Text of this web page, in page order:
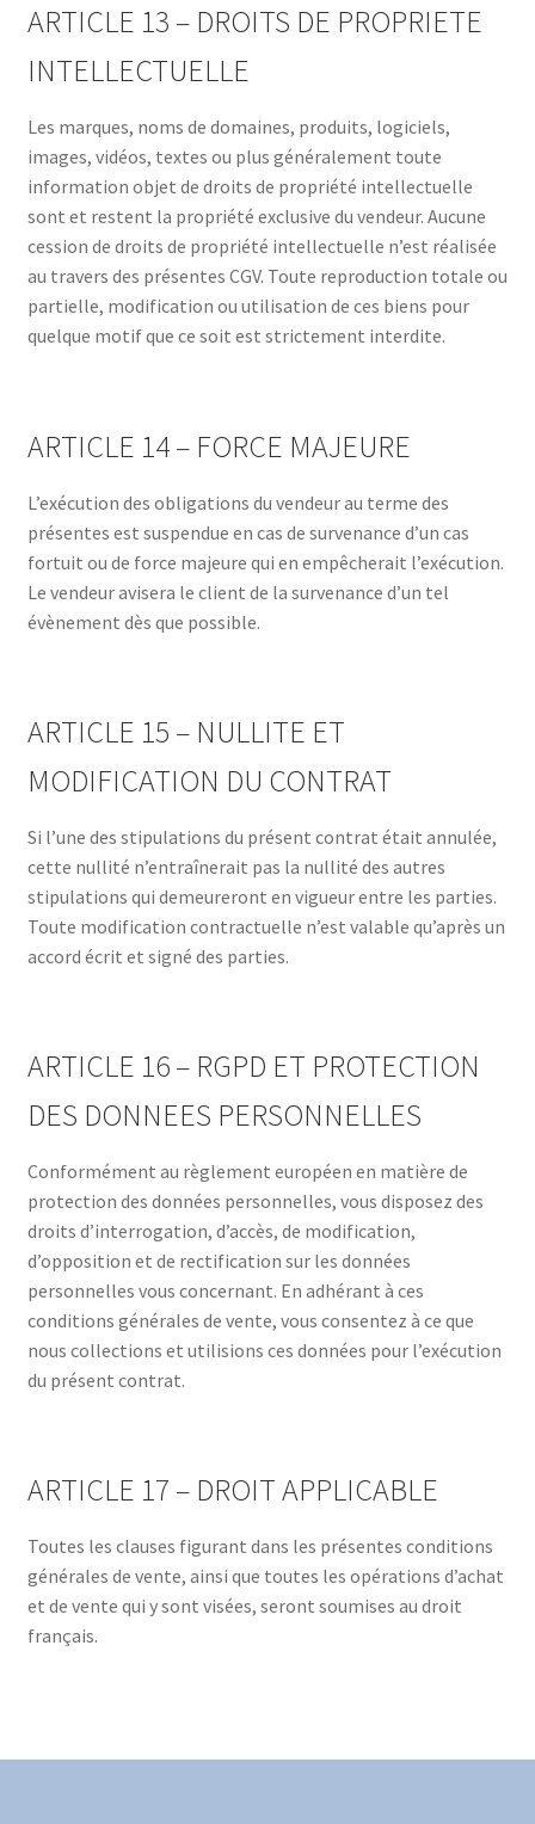
ARTICLE 13 – DROITS DE PROPRIETE
INTELLECTUELLE
Les marques, noms de domaines, produits, logiciels,
images, vidéos, textes ou plus généralement toute
information objet de droits de propriété intellectuelle
sont et restent la propriété exclusive du vendeur. Aucune
cession de droits de propriété intellectuelle n’est réalisée
au travers des présentes CGV. Toute reproduction totale ou
partielle, modification ou utilisation de ces biens pour
quelque motif que ce soit est strictement interdite.
ARTICLE 14 – FORCE MAJEURE
L’exécution des obligations du vendeur au terme des
présentes est suspendue en cas de survenance d’un cas
fortuit ou de force majeure qui en empêcherait l’exécution.
Le vendeur avisera le client de la survenance d’un tel
évènement dès que possible.
ARTICLE 15 – NULLITE ET
MODIFICATION DU CONTRAT
Si l’une des stipulations du présent contrat était annulée,
cette nullité n’entraînerait pas la nullité des autres
stipulations qui demeureront en vigueur entre les parties.
Toute modification contractuelle n’est valable qu’après un
accord écrit et signé des parties.
ARTICLE 16 – RGPD ET PROTECTION
DES DONNEES PERSONNELLES
Conformément au règlement européen en matière de
protection des données personnelles, vous disposez des
droits d’interrogation, d’accès, de modification,
d’opposition et de rectification sur les données
personnelles vous concernant. En adhérant à ces
conditions générales de vente, vous consentez à ce que
nous collections et utilisions ces données pour l’exécution
du présent contrat.
ARTICLE 17 – DROIT APPLICABLE
Toutes les clauses figurant dans les présentes conditions
générales de vente, ainsi que toutes les opérations d’achat
et de vente qui y sont visées, seront soumises au droit
français.